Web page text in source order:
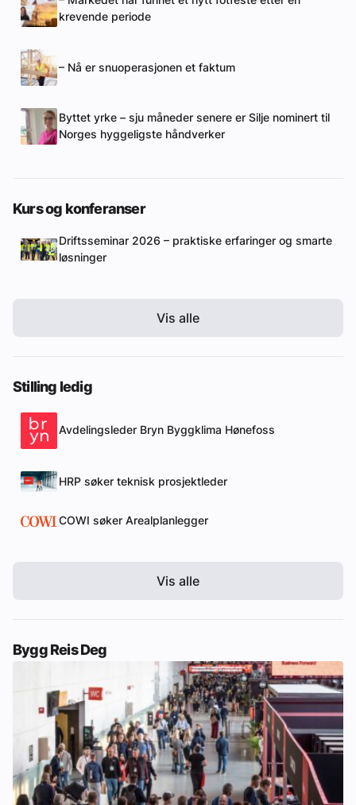
krevende periode
– Nå er snuoperasjonen et faktum
Byttet yrke – sju måneder senere er Silje nominert til
Norges hyggeligste håndverker
Kurs og konferanser
Driftsseminar 2026 – praktiske erfaringer og smarte
løsninger
Vis alle
Stilling ledig
Avdelingsleder Bryn Byggklima Hønefoss
HRP søker teknisk prosjektleder
COWI søker Arealplanlegger
Vis alle
Bygg Reis Deg